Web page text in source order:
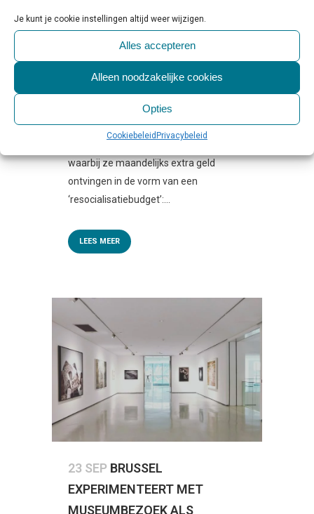
Je kunt je cookie instellingen altijd weer wijzigen.
Alles accepteren
Alleen noodzakelijke cookies
Opties
CookiebeleidPrivacybeleid
‘BASISINKOMEN’ VOOR
FORENSISCHE PATIËNTEN
Geplaatst op 10:00hinBeleid & Toezicht
Politiek
0 Reactie's 0 Likes Share
In Den Helder hebben enkele
forensische patiënten drie jaar lang
waarbij ze maandelijks extra geld
ontvingen in de vorm van een
‘resocialisatiebudget’:...
LEES MEER
23 SEP BRUSSEL
EXPERIMENTEERT MET
MUSEUMBEZOEK ALS